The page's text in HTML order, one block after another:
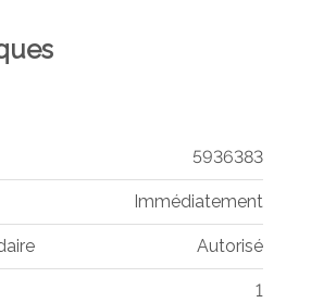
5936383
Immédiatement
Autorisé
1